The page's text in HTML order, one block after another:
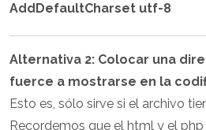
AddDefaultCharset utf-8
Alternativa 2: Colocar una
fuerce a mostrarse en la
Esto es, sólo sirve si el archivo
Recordemos que el html y el